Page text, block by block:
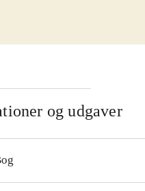
farligste hajer" og
læsestart"
Bøgerne er
indholdsfortegnelse,
tekst med stor
eller tegninger.
såvel dyrefakta som
og udgaver